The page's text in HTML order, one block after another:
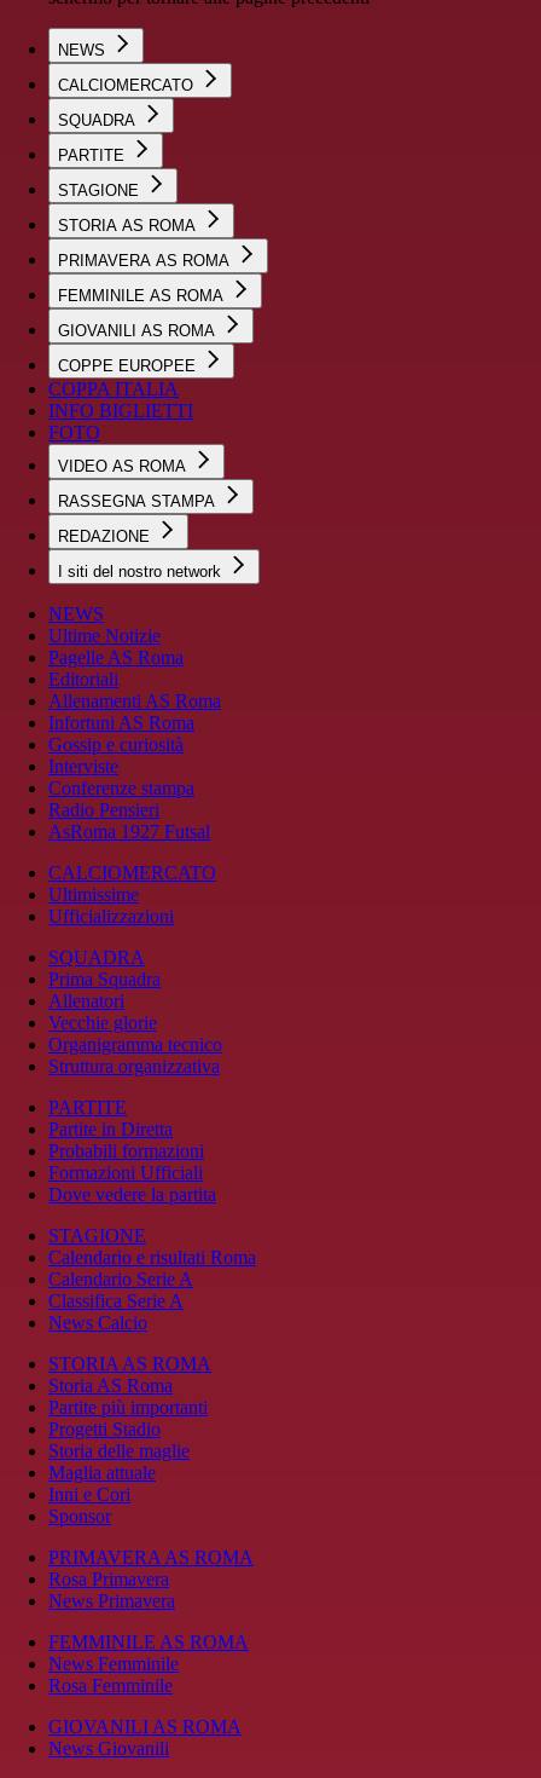
NEWS
CALCIOMERCATO
SQUADRA
PARTITE
STAGIONE
STORIA AS ROMA
PRIMAVERA AS ROMA
FEMMINILE AS ROMA
GIOVANILI AS ROMA
COPPE EUROPEE
COPPA ITALIA
INFO BIGLIETTI
FOTO
VIDEO AS ROMA
RASSEGNA STAMPA
REDAZIONE
I siti del nostro network
NEWS
Ultime Notizie
Pagelle AS Roma
Editoriali
Allenamenti AS Roma
Infortuni AS Roma
Gossip e curiosità
Interviste
Conferenze stampa
Radio Pensieri
AsRoma 1927 Futsal
CALCIOMERCATO
Ultimissime
Ufficializzazioni
SQUADRA
Prima Squadra
Allenatori
Vecchie glorie
Organigramma tecnico
Struttura organizzativa
PARTITE
Partite in Diretta
Probabili formazioni
Formazioni Ufficiali
Dove vedere la partita
STAGIONE
Calendario e risultati Roma
Calendario Serie A
Classifica Serie A
News Calcio
STORIA AS ROMA
Storia AS Roma
Partite più importanti
Progetti Stadio
Storia delle maglie
Maglia attuale
Inni e Cori
Sponsor
PRIMAVERA AS ROMA
Rosa Primavera
News Primavera
FEMMINILE AS ROMA
News Femminile
Rosa Femminile
GIOVANILI AS ROMA
News Giovanili